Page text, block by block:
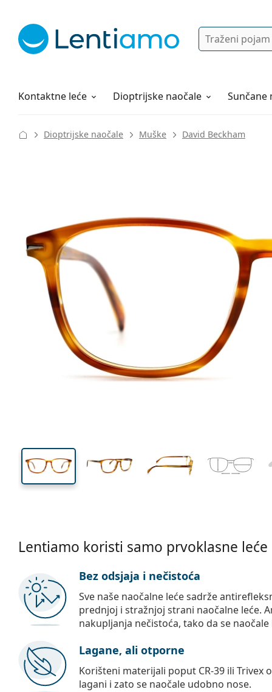
Pretraga
Kontaktne leće
Otopine za leće Dioptrijske naočale Sunčane
Sve o kupovini
Dioptrijske naočale Muške David Beckham
42 mm
Visina leće Širina leće
Širina
Lentiamo koristi samo prvoklasne leće
Bez odsjaja i nečistoća
Sve naše naočalne leće sadrže
prednjoj i stražnjoj strani naočalne leće.
nakupljanja nečistoća, tako da se naočale
Lagane, ali otporne
Korišteni materijali poput CR-39 ili Trivex
lagani i zato se naočale udobno nose.